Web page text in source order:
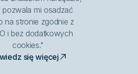
pozwala mi osadzać
na stronie zgodnie z
i bez dodatkowych
cookies."
się więcej